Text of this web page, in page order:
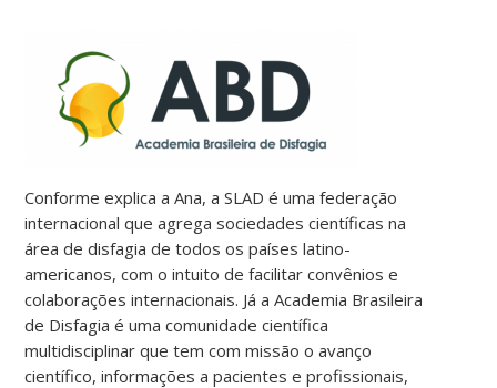
Conforme explica a Ana, a SLAD é uma federação
internacional que agrega sociedades científicas na
área de disfagia de todos os países latino-
americanos, com o intuito de facilitar convênios e
colaborações internacionais. Já a Academia Brasileira
de Disfagia é uma comunidade científica
multidisciplinar que tem com missão o avanço
científico, informações a pacientes e profissionais,